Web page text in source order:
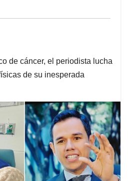
de cáncer, el periodista lucha
de su inesperada